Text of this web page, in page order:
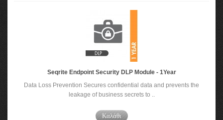
Seqrite Endpoint Security DLP Module - 1Year
Data Loss Prevention Secures confidential data and prevents the
leakage of business secrets to ..
Καλάθι